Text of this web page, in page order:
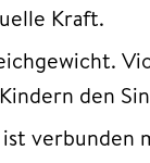
Kraft.
den
verbunden